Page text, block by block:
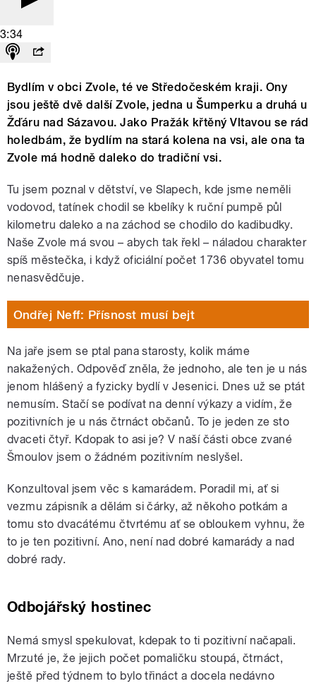
3:34
Bydlím v obci Zvole, té ve Středočeském kraji. Ony
jsou ještě dvě další Zvole, jedna u Šumperku a druhá u
Žďáru nad Sázavou. Jako Pražák křtěný Vltavou se rád
holedbám, že bydlím na stará kolena na vsi, ale ona ta
Zvole má hodně daleko do tradiční vsi.
Tu jsem poznal v dětství, ve Slapech, kde jsme neměli
vodovod, tatínek chodil se kbelíky k ruční pumpě půl
kilometru daleko a na záchod se chodilo do kadibudky.
Naše Zvole má svou – abych tak řekl – náladou charakter
spíš městečka, i když oficiální počet 1736 obyvatel tomu
nenasvědčuje.
Ondřej Neff: Přísnost musí bejt
Na jaře jsem se ptal pana starosty, kolik máme
nakažených. Odpověď zněla, že jednoho, ale ten je u nás
jenom hlášený a fyzicky bydlí v Jesenici. Dnes už se ptát
nemusím. Stačí se podívat na denní výkazy a vidím, že
pozitivních je u nás čtrnáct občanů. To je jeden ze sto
dvaceti čtyř. Kdopak to asi je? V naší části obce zvané
Šmoulov jsem o žádném pozitivním neslyšel.
Konzultoval jsem věc s kamarádem. Poradil mi, ať si
vezmu zápisník a dělám si čárky, až někoho potkám a
tomu sto dvacátému čtvrtému ať se obloukem vyhnu, že
to je ten pozitivní. Ano, není nad dobré kamarády a nad
dobré rady.
Odbojářský hostinec
Nemá smysl spekulovat, kdepak to ti pozitivní načapali.
Mrzuté je, že jejich počet pomaličku stoupá, čtrnáct,
ještě před týdnem to bylo třináct a docela nedávno